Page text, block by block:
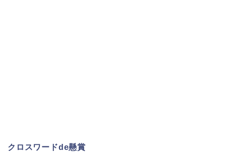
クロスワードde懸賞